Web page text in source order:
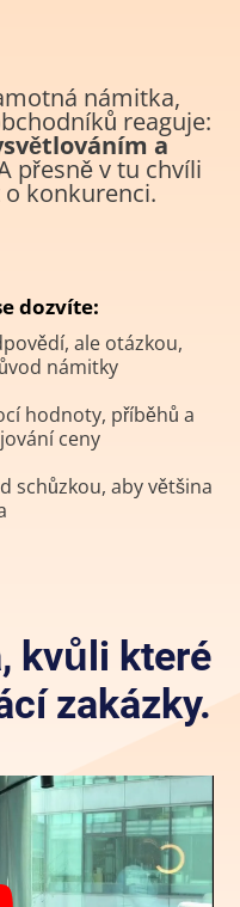
námitka,
reaguje:
a
přesně v tu chvíli
o konkurenci.
dozvíte:
ale otázkou,
námitky
hodnoty, příběhů a
ceny
schůzkou, aby většina
kvůli které
zakázky.